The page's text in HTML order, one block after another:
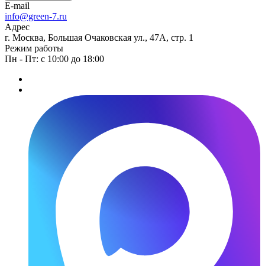
E-mail
info@green-7.ru
Адрес
г. Москва, Большая Очаковская ул., 47А, стр. 1
Режим работы
Пн - Пт: с 10:00 до 18:00